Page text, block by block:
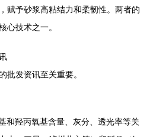
赋予砂浆高粘结力和柔韧性。两者的
心技术之一。
批发资讯至关重要。
和羟丙氧基含量、灰分、透光率等关